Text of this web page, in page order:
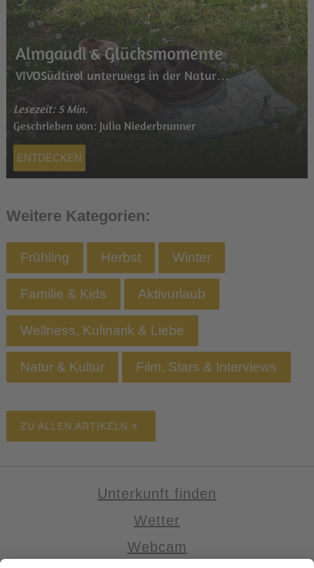
Almgaudi & Glücksmomente
VIVOSüdtirol unterwegs in der Natur…
Lesezeit: 5 Min.
Geschrieben von: Julia Niederbrunner
ENTDECKEN
Weitere Kategorien:
Frühling Herbst Winter
Familie & Kids Aktivurlaub
Wellness, Kulinarik & Liebe
Natur & Kultur Film, Stars & Interviews
ZU ALLEN ARTIKELN
Unterkunft finden
Wetter
Webcam